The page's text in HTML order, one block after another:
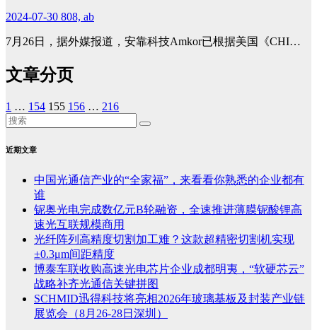
2024-07-30 808, ab
7月26日，据外媒报道，安靠科技Amkor已根据美国《CHI…
文章分页
1 … 154 155 156 … 216
近期文章
中国光通信产业的“全家福”，来看看你熟悉的企业都有
谁
铌奥光电完成数亿元B轮融资，全速推进薄膜铌酸锂高
速光互联规模商用
光纤阵列高精度切割加工难？这款超精密切割机实现
±0.3μm间距精度
博泰车联收购高速光电芯片企业成都明夷，“软硬芯云”
战略补齐光通信关键拼图
SCHMID迅得科技将亮相2026年玻璃基板及封装产业链
展览会（8月26-28日深圳）